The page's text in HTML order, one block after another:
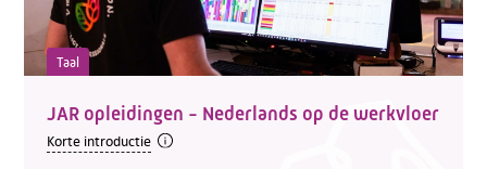
Taal
JAR opleidingen - Nederlands op de werkvloer
Korte introductie